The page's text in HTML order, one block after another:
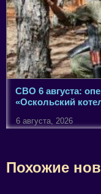
СВО 6 августа:
«Оскольский
6 августа, 2026
Похожие